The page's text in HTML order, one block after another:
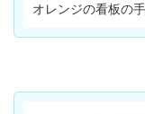
オレンジの看板の